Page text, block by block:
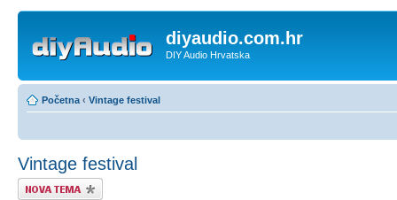
diyaudio.com.hr
DIY Audio Hrvatska
Početna ‹ Vintage festival
Vintage festival
Započni novu temu